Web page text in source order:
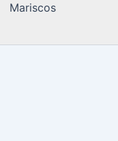
Mariscos